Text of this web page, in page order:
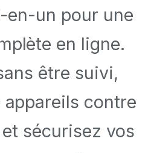
un pour une
en ligne.
être suivi,
contre
sécurisez vos